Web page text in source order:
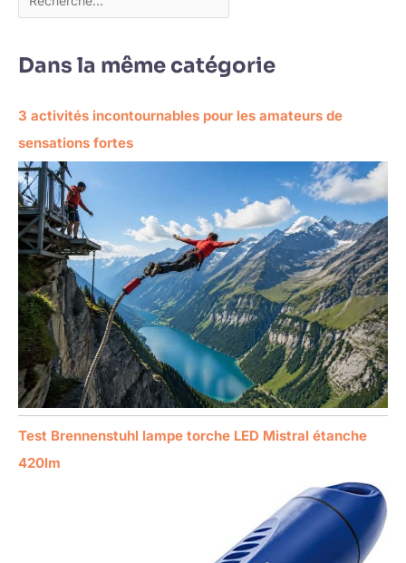
Dans la même catégorie
3 activités incontournables pour les amateurs de
sensations fortes
Test Brennenstuhl lampe torche LED Mistral étanche
420lm